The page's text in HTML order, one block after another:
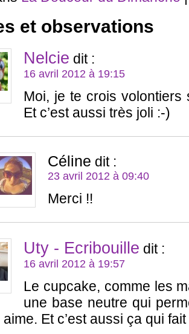
et observations
Nelcie dit :
16 avril 2012 à 19:15
Moi, je te crois volontiers
Et c’est aussi très joli :-)
Céline dit :
23 avril 2012 à 09:40
Merci !!
Uty - Ecribouille dit :
16 avril 2012 à 19:57
Le cupcake, comme les
une base neutre qui
aime. Et c’est aussi ça qui